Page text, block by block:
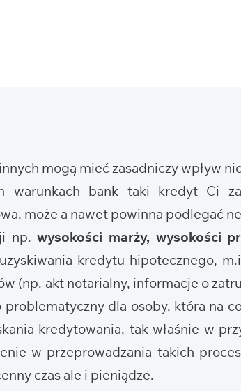
mogą mieć zasadniczy wpływ
warunkach bank taki kredyt Ci
może a nawet powinna podlegać
np.wysokości marży, wysokości
kredytu hipotecznego,
(np. akt notarialny, informacje o
problematyczny dla osoby, która na
kredytowania, tak właśnie w
w przeprowadzania takich
czas ale i pieniądze.